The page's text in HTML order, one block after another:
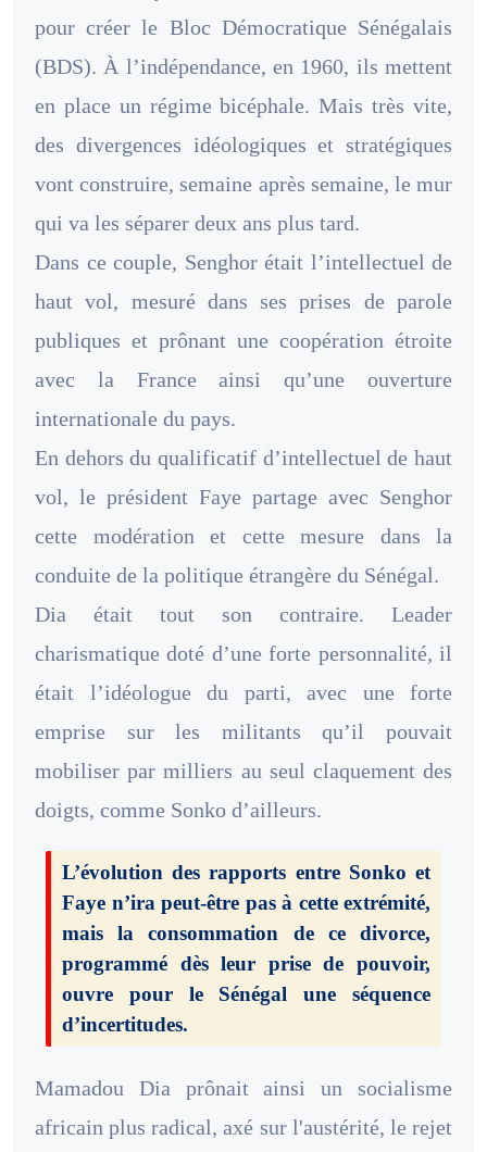
pour créer le Bloc Démocratique Sénégalais
(BDS). À l’indépendance, en 1960, ils mettent
en place un régime bicéphale. Mais très vite,
des divergences idéologiques et stratégiques
vont construire, semaine après semaine, le mur
qui va les séparer deux ans plus tard.
Dans ce couple, Senghor était l’intellectuel de
haut vol, mesuré dans ses prises de parole
publiques et prônant une coopération étroite
avec la France ainsi qu’une ouverture
internationale du pays.
En dehors du qualificatif d’intellectuel de haut
vol, le président Faye partage avec Senghor
cette modération et cette mesure dans la
conduite de la politique étrangère du Sénégal.
Dia était tout son contraire. Leader
charismatique doté d’une forte personnalité, il
était l’idéologue du parti, avec une forte
emprise sur les militants qu’il pouvait
mobiliser par milliers au seul claquement des
doigts, comme Sonko d’ailleurs.
L’évolution des rapports entre Sonko et
Faye n’ira peut-être pas à cette extrémité,
mais la consommation de ce divorce,
programmé dès leur prise de pouvoir,
ouvre pour le Sénégal une séquence
d’incertitudes.
Mamadou Dia prônait ainsi un socialisme
africain plus radical, axé sur l'austérité, le rejet